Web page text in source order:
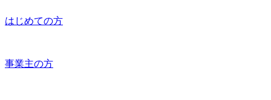
はじめての方
事業主の方